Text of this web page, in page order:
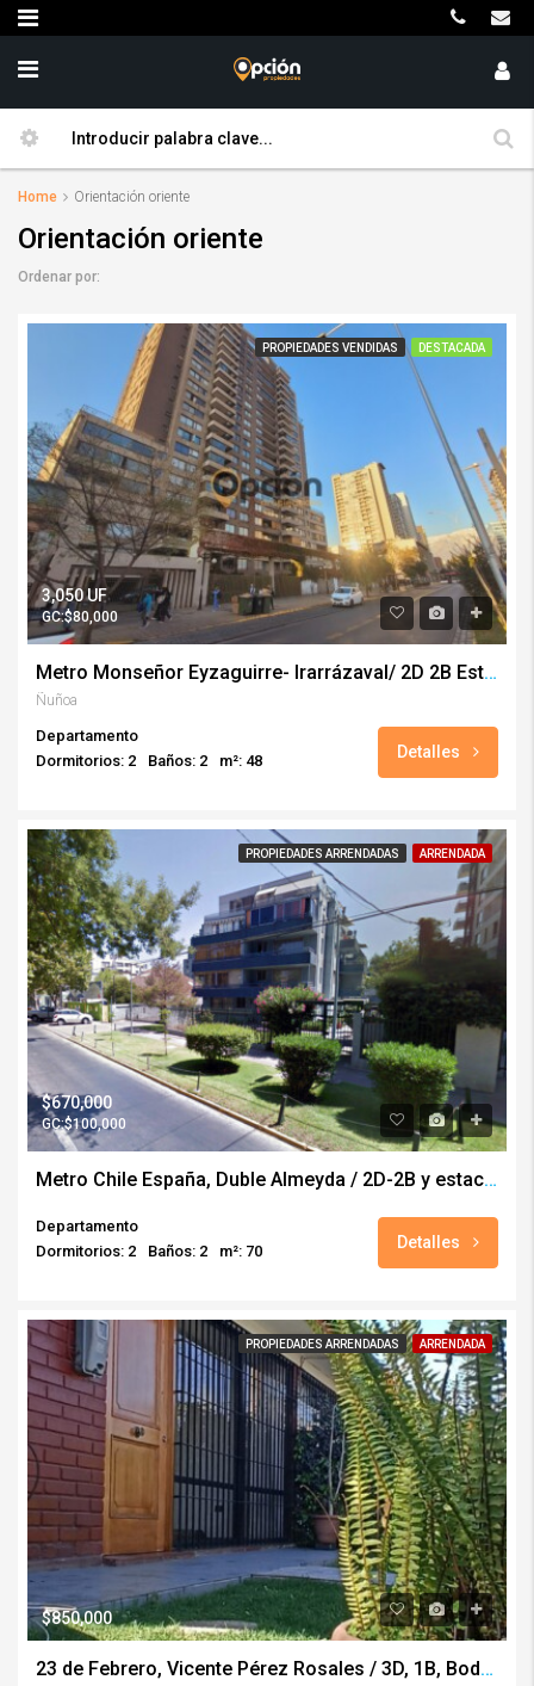
Home Orientación oriente
Orientación oriente
Ordenar por:
PROPIEDADES VENDIDAS DESTACADA
3,050 UF
GC:$80,000
Metro Monseñor Eyzaguirre- Irarrázaval/ 2D 2B Estacionamiento
Ñuñoa
Departamento
Dormitorios: 2
Baños: 2 m²: 48 Detalles
PROPIEDADES ARRENDADAS ARRENDADA
$670,000
GC:$100,000
Metro Chile España, Duble Almeyda / 2D-2B y estacionamiento
Departamento
Dormitorios: 2
Baños: 2 m²: 70 Detalles
PROPIEDADES ARRENDADAS ARRENDADA
$850,000
23 de Febrero, Vicente Pérez Rosales / 3D, 1B, Bodega, Est. y Servicios